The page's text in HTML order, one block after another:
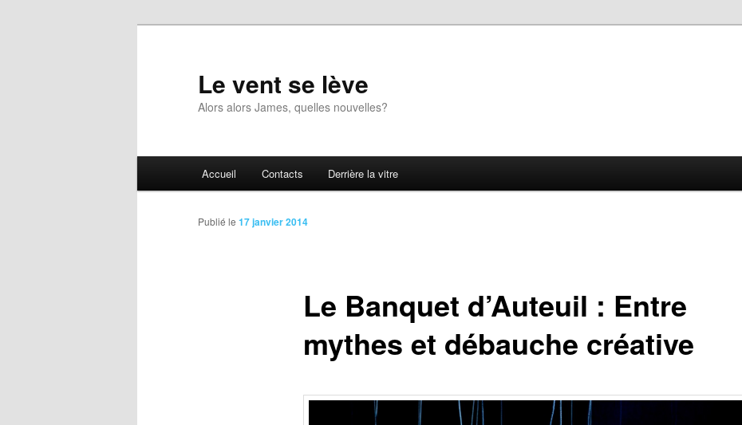
Le vent se lève
Alors alors James, quelles nouvelles?
Accueil Contacts Derrière la vitre
Le Banquet d’Auteuil : Entre
mythes et débauche créative
Publié le 17 janvier 2014